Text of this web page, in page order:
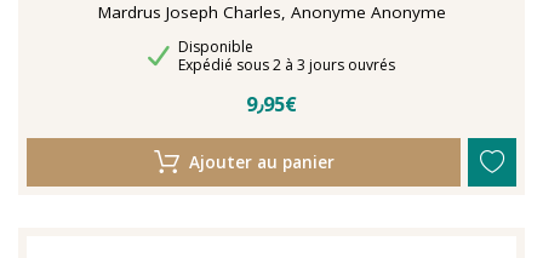
Mardrus Joseph Charles, Anonyme Anonyme
Disponibilité
Disponible
Délais de livraison
Expédié sous 2 à 3 jours ouvrés
9٫95€
Ajouter au panier